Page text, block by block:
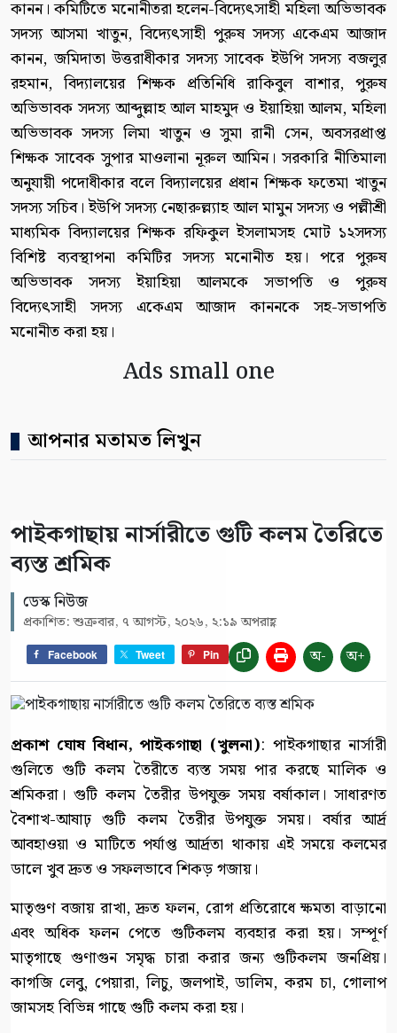
কানন। কমিটিতে মনোনীতরা হলেন-বিদ্যেৎসাহী মহিলা অভিভাবক
সদস্য আসমা খাতুন, বিদ্যেৎসাহী পুরুষ সদস্য একেএম আজাদ
কানন, জমিদাতা উত্তরাধীকার সদস্য সাবেক ইউপি সদস্য বজলুর
রহমান, বিদ্যালয়ের শিক্ষক প্রতিনিধি রাকিবুল বাশার, পুরুষ
অভিভাবক সদস্য আব্দুল্লাহ আল মাহমুদ ও ইয়াহিয়া আলম, মহিলা
অভিভাবক সদস্য লিমা খাতুন ও সুমা রানী সেন, অবসরপ্রাপ্ত
শিক্ষক সাবেক সুপার মাওলানা নূরুল আমিন। সরকারি নীতিমালা
অনুযায়ী পদোধীকার বলে বিদ্যালয়ের প্রধান শিক্ষক ফতেমা খাতুন
সদস্য সচিব। ইউপি সদস্য নেছারুল্ল্যাহ আল মামুন সদস্য ও পল্লীশ্রী
মাধ্যমিক বিদ্যালয়ের শিক্ষক রফিকুল ইসলামসহ মোট ১২সদস্য
বিশিষ্ট ব্যবস্থাপনা কমিটির সদস্য মনোনীত হয়। পরে পুরুষ
অভিভাবক সদস্য ইয়াহিয়া আলমকে সভাপতি ও পুরুষ
বিদ্যেৎসাহী সদস্য একেএম আজাদ কাননকে সহ-সভাপতি
মনোনীত করা হয়।
Ads small one
আপনার মতামত লিখুন
পাইকগাছায় নার্সারীতে গুটি কলম তৈরিতে
ব্যস্ত শ্রমিক
ডেস্ক নিউজ
প্রকাশিত: শুক্রবার, ৭ আগস্ট, ২০২৬, ২:১৯ অপরাহ্ণ
Facebook Tweet Pin অ- অ+
প্রকাশ ঘোষ বিধান, পাইকগাছা (খুলনা): পাইকগাছার নার্সারী
গুলিতে গুটি কলম তৈরীতে ব্যস্ত সময় পার করছে মালিক ও
শ্রমিকরা। গুটি কলম তৈরীর উপযুক্ত সময় বর্ষাকাল। সাধারণত
বৈশাখ-আষাঢ় গুটি কলম তৈরীর উপযুক্ত সময়। বর্ষার আর্দ্র
আবহাওয়া ও মাটিতে পর্যাপ্ত আর্দ্রতা থাকায় এই সময়ে কলমের
ডালে খুব দ্রুত ও সফলভাবে শিকড় গজায়।
মাতৃগুণ বজায় রাখা, দ্রুত ফলন, রোগ প্রতিরোধে ক্ষমতা বাড়ানো
এবং অধিক ফলন পেতে গুটিকলম ব্যবহার করা হয়। সম্পূর্ণ
মাতৃগাছে গুণাগুন সমৃদ্ধ চারা করার জন্য গুটিকলম জনপ্রিয়।
কাগজি লেবু, পেয়ারা, লিচু, জলপাই, ডালিম, করম চা, গোলাপ
জামসহ বিভিন্ন গাছে গুটি কলম করা হয়।